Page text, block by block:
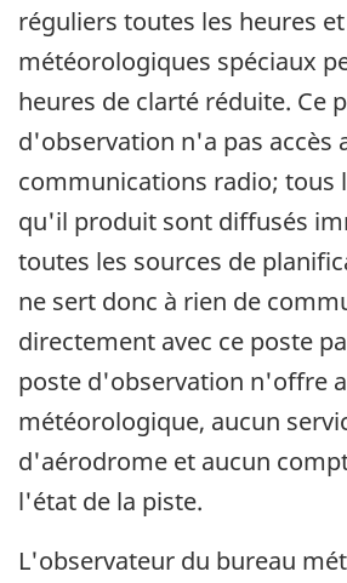
réguliers toutes les heures
météorologiques spéciaux
heures de clarté réduite. Ce
d'observation n'a pas accès
communications radio; tous
qu'il produit sont diffusés
toutes les sources de
ne sert donc à rien de
directement avec ce poste
poste d'observation n'offre
météorologique, aucun
d'aérodrome et aucun
l'état de la piste.
L'observateur du bureau